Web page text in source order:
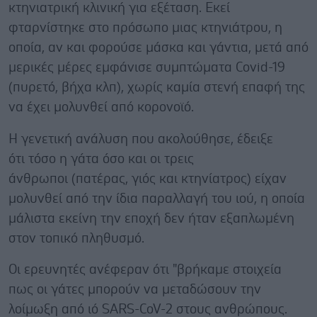
κτηνιατρική κλινική για εξέταση. Εκεί
φταρνίστηκε στο πρόσωπο μιας κτηνιάτρου, η
οποία, αν και φορούσε μάσκα και γάντια, μετά από
μερικές μέρες εμφάνισε συμπτώματα Covid-19
(πυρετό, βήχα κλπ), χωρίς καμία στενή επαφή της
να έχει μολυνθεί από κορονοϊό.
Η γενετική ανάλυση που ακολούθησε, έδειξε
ότι τόσο η γάτα όσο και οι τρεις
άνθρωποι (πατέρας, γιός και κτηνίατρος) είχαν
μολυνθεί από την ίδια παραλλαγή του ιού, η οποία
μάλιστα εκείνη την εποχή δεν ήταν εξαπλωμένη
στον τοπικό πληθυσμό.
Οι ερευνητές ανέφεραν ότι "βρήκαμε στοιχεία
πως οι γάτες μπορούν να μεταδώσουν την
λοίμωξη από ιό SARS-CoV-2 στους ανθρώπους.